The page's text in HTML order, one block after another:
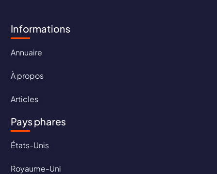
Informations
Annuaire
À propos
Articles
Pays phares
États-Unis
Royaume-Uni